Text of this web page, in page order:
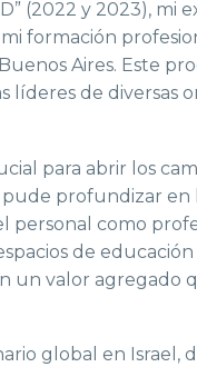
(2022 y 2023), mi
formación
Aires. Este
líderes de diversas
para abrir los
pude profundizar
personal como
de
un valor agregado
global en Israel,